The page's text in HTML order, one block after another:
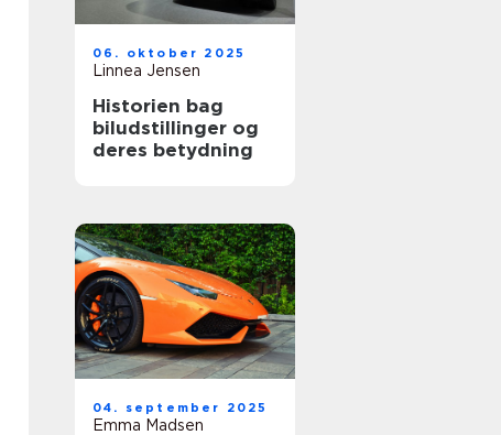
06. oktober 2025
Linnea Jensen
Historien bag
biludstillinger og
deres betydning
04. september 2025
Emma Madsen